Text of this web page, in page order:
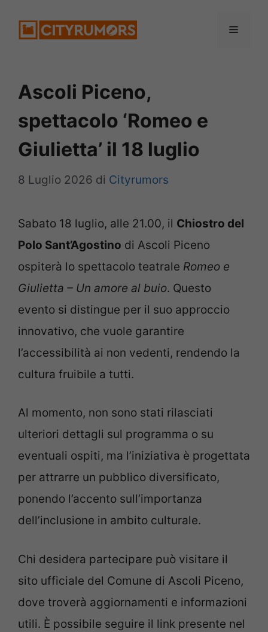
Menu
Ascoli Piceno,
spettacolo ‘Romeo e
Giulietta’ il 18 luglio
8 Luglio 2026 di Cityrumors
Sabato 18 luglio, alle 21.00, il Chiostro del
Polo Sant’Agostino di Ascoli Piceno
ospiterà lo spettacolo teatrale Romeo e
Giulietta – Un amore al buio. Questo
evento si distingue per il suo approccio
innovativo, che vuole garantire
l’accessibilità ai non vedenti, rendendo la
cultura fruibile a tutti.
Al momento, non sono stati rilasciati
ulteriori dettagli sul programma o su
eventuali ospiti, ma l’iniziativa è progettata
per attrarre un pubblico diversificato,
ponendo l’accento sull’importanza
dell’inclusione in ambito culturale.
Chi desidera partecipare può visitare il
sito ufficiale del Comune di Ascoli Piceno,
dove troverà aggiornamenti e informazioni
utili. È possibile seguire il link presente nel